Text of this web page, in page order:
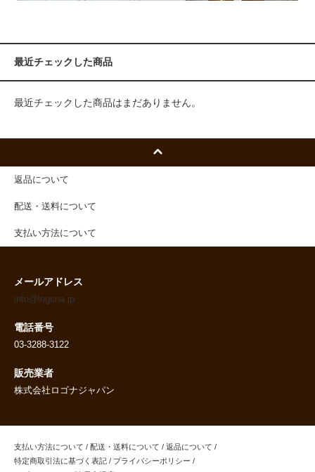
最近チェックした商品
最近チェックした商品はまだありません。
返品について
配送・送料について
支払い方法について
メールアドレス
info@logona.jp
電話番号
03-3288-3122
販売業者
株式会社ロゴナジャパン
支払い方法について / 配送・送料について / 返品について /
特定商取引法に基づく表記 / プライバシーポリシー /